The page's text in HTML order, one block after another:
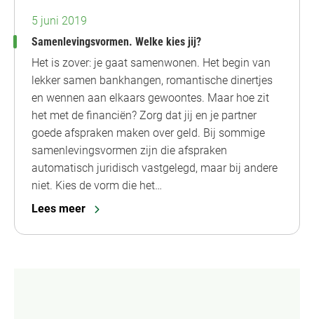
5 juni 2019
Samenlevingsvormen. Welke kies jij?
Het is zover: je gaat samenwonen. Het begin van
lekker samen bankhangen, romantische dinertjes
en wennen aan elkaars gewoontes. Maar hoe zit
het met de financiën? Zorg dat jij en je partner
goede afspraken maken over geld. Bij sommige
samenlevingsvormen zijn die afspraken
automatisch juridisch vastgelegd, maar bij andere
niet. Kies de vorm die het…
Lees meer